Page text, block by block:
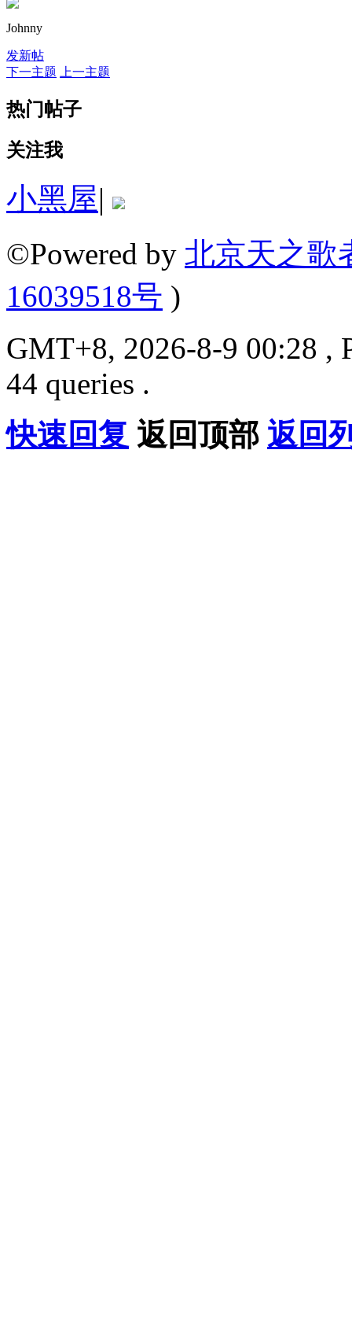
Johnny
发新帖
下一主题
上一主题
热门帖子
关注我
小黑屋|
©Powered by 北京天之歌
16039518号 )
GMT+8, 2026-8-9 00:28 ,
44 queries .
快速回复 返回顶部 返回